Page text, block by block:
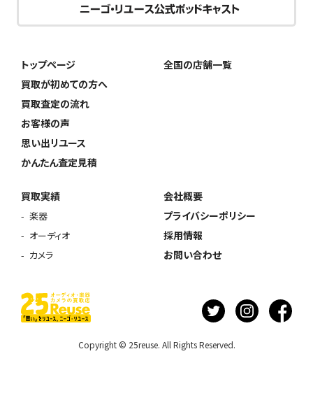
トップページ
買取が初めての方へ
買取査定の流れ
お客様の声
思い出リユース
かんたん査定見積
全国の店舗一覧
買取実績
楽器
オーディオ
カメラ
会社概要
プライバシーポリシー
採用情報
お問い合わせ
Copyright © 25reuse. All Rights Reserved.